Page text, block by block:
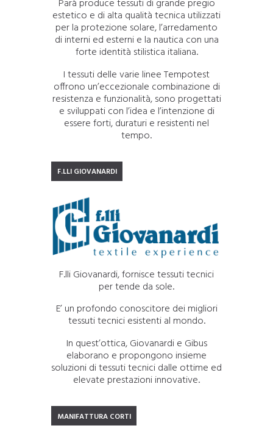
Parà produce tessuti di grande pregio
estetico e di alta qualità tecnica utilizzati
per la protezione solare, l’arredamento
di interni ed esterni e la nautica con una
forte identità stilistica italiana.
I tessuti delle varie linee Tempotest
offrono un’eccezionale combinazione di
resistenza e funzionalità, sono progettati
e sviluppati con l’idea e l’intenzione di
essere forti, duraturi e resistenti nel
tempo.
F.LLI GIOVANARDI
F.lli Giovanardi, fornisce tessuti tecnici
per tende da sole.
E’ un profondo conoscitore dei migliori
tessuti tecnici esistenti al mondo.
In quest’ottica, Giovanardi e Gibus
elaborano e propongono insieme
soluzioni di tessuti tecnici dalle ottime ed
elevate prestazioni innovative.
MANIFATTURA CORTI